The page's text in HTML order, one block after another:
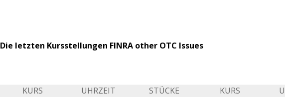
Die letzten Kursstellungen FINRA other OTC Issues
KURS UHRZEIT STÜCKE KURS